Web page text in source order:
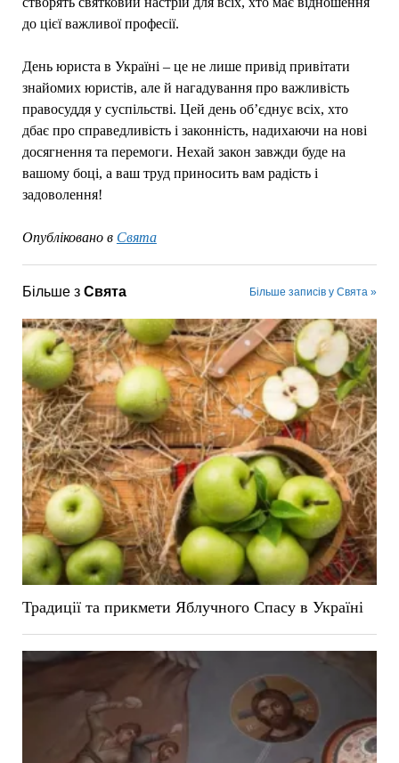
до цієї важливої професії.
День юриста в Україні – це не лише привід привітати
знайомих юристів, але й нагадування про важливість
правосуддя у суспільстві. Цей день об’єднує всіх, хто
дбає про справедливість і законність, надихаючи на нові
досягнення та перемоги. Нехай закон завжди буде на
вашому боці, а ваш труд приносить вам радість і
задоволення!
Опубліковано в Свята
Більше з Свята Більше записів у Свята »
Традиції та прикмети Яблучного Спасу в Україні